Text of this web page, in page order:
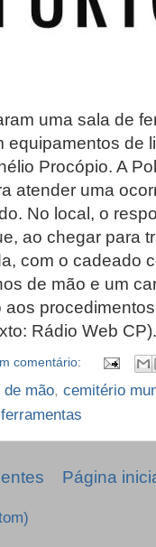
uma sala de
equipamentos de
Procópio. A
atender uma
No local, o
ao chegar para
com o cadeado
de mão e um
aos
Rádio Web CP).
comentário:
mão, cemitério
Página